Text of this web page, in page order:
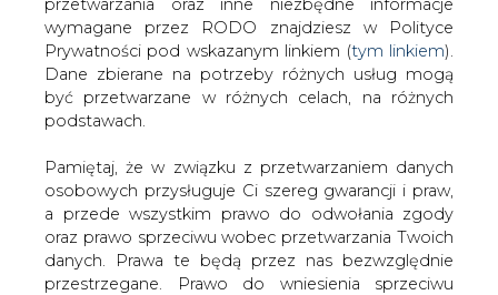
przetwarzania oraz inne niezbędne informacje
wymagane przez RODO znajdziesz w Polityce
Prywatności pod wskazanym linkiem (tym linkiem).
Dane zbierane na potrzeby różnych usług mogą
być przetwarzane w różnych celach, na różnych
podstawach.
Pamiętaj, że w związku z przetwarzaniem danych
osobowych przysługuje Ci szereg gwarancji i praw,
a przede wszystkim prawo do odwołania zgody
oraz prawo sprzeciwu wobec przetwarzania Twoich
danych. Prawa te będą przez nas bezwzględnie
przestrzegane. Prawo do wniesienia sprzeciwu
udostępnij
Strategia Grupy Lotos do 2015 r.: 30